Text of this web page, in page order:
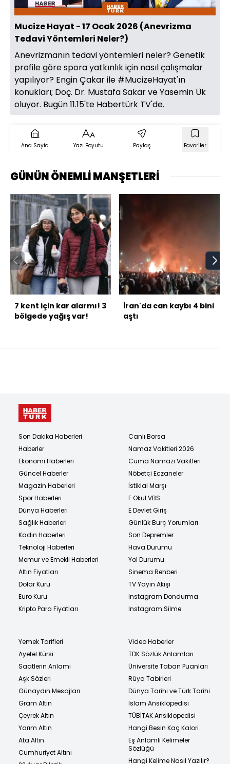
Mucize Hayat - 17 Ocak 2026 (Anevrizma
Tedavi Yöntemleri Neler?)
Anevrizmanın tedavi yöntemleri neler? Genetik
profile göre spora yatkınlık için nasıl çalışmalar
yapılıyor? Engin Çakar ile #MucizeHayat'ın
konukları; Doç. Dr. Mustafa Sakar ve Yasemin Ük
oluyor. Bugün 11.15'te Habertürk TV'de.
Ana Sayfa Yazı Boyutu Paylaş Favoriler
GÜNÜN ÖNEMLİ MANŞETLERİ
7 kent için kar alarmı! 3
bölgede yağış var!
İran'da can kaybı 4 bini
aştı
Son Dakika Haberleri
Haberler
Ekonomi Haberleri
Güncel Haberler
Magazin Haberleri
Spor Haberleri
Dünya Haberleri
Sağlık Haberleri
Kadın Haberleri
Teknoloji Haberleri
Memur ve Emekli Haberleri
Altın Fiyatları
Dolar Kuru
Euro Kuru
Kripto Para Fiyatları
Canlı Borsa
Namaz Vakitleri 2026
Cuma Namazı Vakitleri
Nöbetçi Eczaneler
İstiklal Marşı
E Okul VBS
E Devlet Giriş
Günlük Burç Yorumları
Son Depremler
Hava Durumu
Yol Durumu
Sinema Rehberi
TV Yayın Akışı
Instagram Dondurma
Instagram Silme
Yemek Tarifleri
Ayetel Kürsi
Saatlerin Anlamı
Aşk Sözleri
Günaydın Mesajları
Gram Altın
Çeyrek Altın
Yarım Altın
Ata Altın
Cumhuriyet Altını
Video Haberler
TDK Sözlük Anlamları
Üniversite Taban Puanları
Rüya Tabirleri
Dünya Tarihi ve Türk Tarihi
İslam Ansiklopedisi
TÜBİTAK Ansiklopedisi
Hangi Besin Kaç Kalori
Eş Anlamlı Kelimeler
Sözlüğü
Hangi Kelime Nasıl Yazılır?